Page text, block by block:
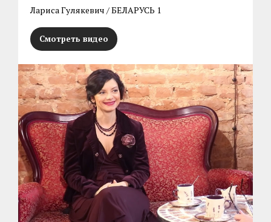
Лариса Гулякевич / БЕЛАРУСЬ 1
Смотреть видео